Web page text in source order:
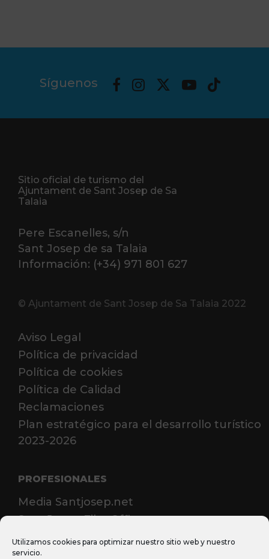
Utilizamos cookies para optimizar nuestro sitio web y nuestro
servicio.
Síguenos
Sitio oficial de turismo del
Ajuntament de Sant Josep de Sa
Talaia
Pere Escanelles, s/n
Sant Josep de sa Talaia
Información: (+34) 971 801 627
© Ajuntament de Sant Josep de Sa Talaia 2022
Aviso Legal
Política de privacidad
Política de cookies
Política de Calidad
Reclamaciones
Plan estratégico para el desarrollo turístico
2023-2026
PROFESIONALES
Media Santjosep.net
Sant Josep Film Office
MICE
Casos de éxito MICE